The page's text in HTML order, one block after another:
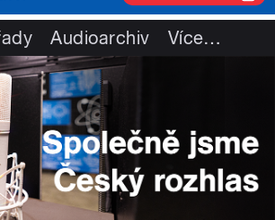
Audioarchiv Více…